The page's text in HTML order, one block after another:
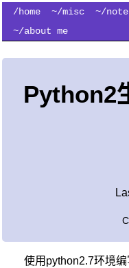
/home ~/misc ~/
~/about me
Python2
使用python2.7环境